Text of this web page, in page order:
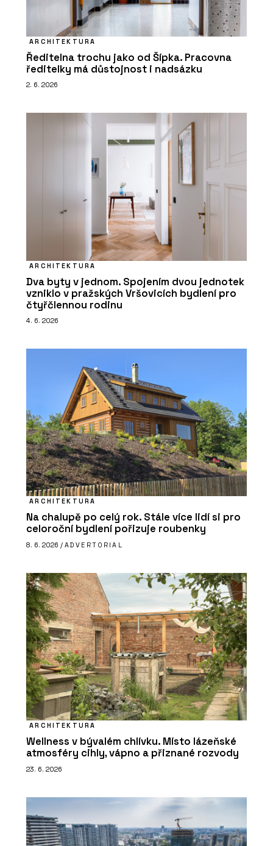
ARCHITEKTURA
Ředitelna trochu jako od Šípka. Pracovna
ředitelky má důstojnost i nadsázku
2. 6. 2026
ARCHITEKTURA
Dva byty v jednom. Spojením dvou jednotek
vzniklo v pražských Vršovicích bydlení pro
čtyřčlennou rodinu
4. 6. 2026
ARCHITEKTURA
Na chalupě po celý rok. Stále více lidí si pro
celoroční bydlení pořizuje roubenky
8. 6. 2026 / ADVERTORIAL
ARCHITEKTURA
Wellness v bývalém chlívku. Místo lázeňské
atmosféry cihly, vápno a přiznané rozvody
23. 6. 2026